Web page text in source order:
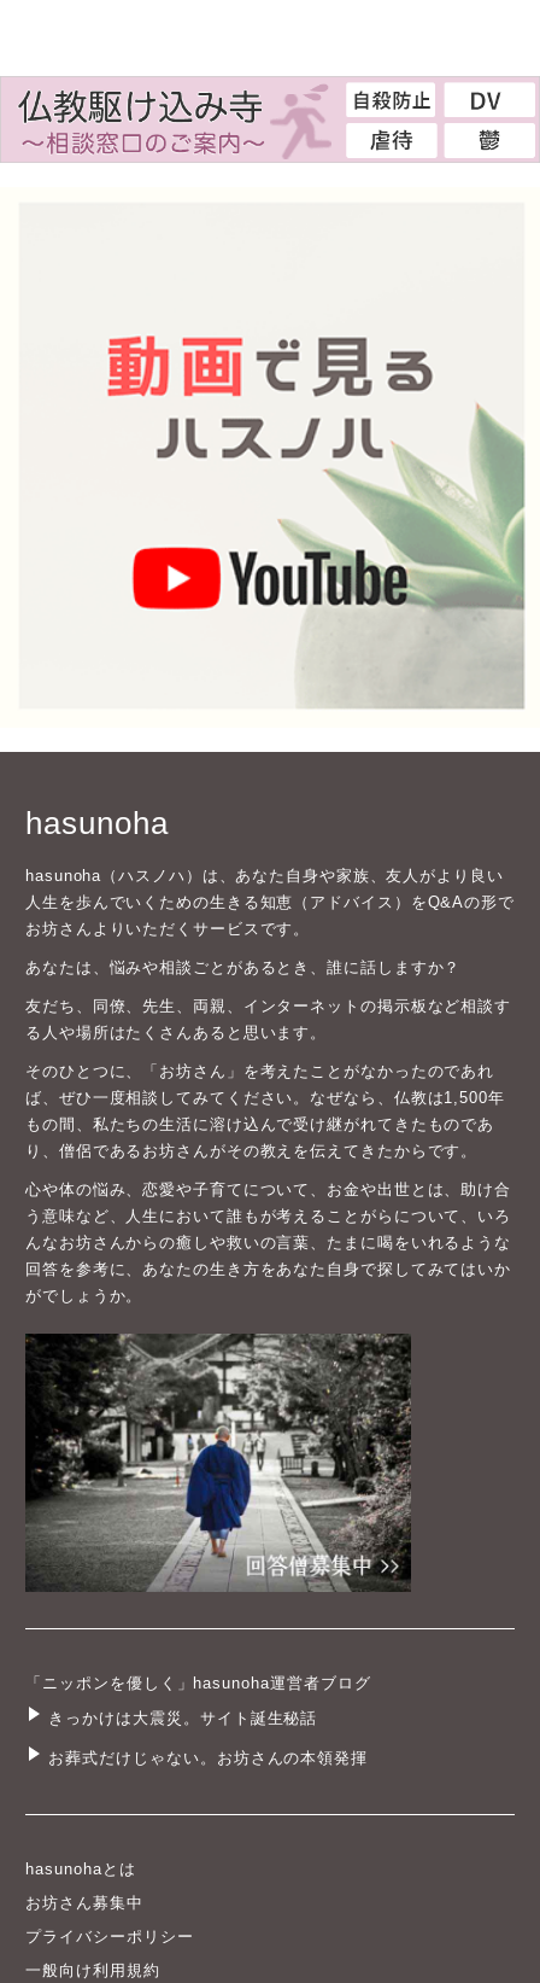
hasunoha
hasunoha（ハスノハ）は、あなた自身や家族、友人がより良い
人生を歩んでいくための生きる知恵（アドバイス）をQ&Aの形で
お坊さんよりいただくサービスです。
あなたは、悩みや相談ごとがあるとき、誰に話しますか？
友だち、同僚、先生、両親、インターネットの掲示板など相談す
る人や場所はたくさんあると思います。
そのひとつに、「お坊さん」を考えたことがなかったのであれ
ば、ぜひ一度相談してみてください。なぜなら、仏教は1,500年
もの間、私たちの生活に溶け込んで受け継がれてきたものであ
り、僧侶であるお坊さんがその教えを伝えてきたからです。
心や体の悩み、恋愛や子育てについて、お金や出世とは、助け合
う意味など、人生において誰もが考えることがらについて、いろ
んなお坊さんからの癒しや救いの言葉、たまに喝をいれるような
回答を参考に、あなたの生き方をあなた自身で探してみてはいか
がでしょうか。
「ニッポンを優しく」hasunoha運営者ブログ
きっかけは大震災。サイト誕生秘話
お葬式だけじゃない。お坊さんの本領発揮
hasunohaとは
お坊さん募集中
プライバシーポリシー
一般向け利用規約